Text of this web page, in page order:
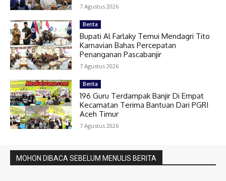
7 Agustus 2026
Berita
Bupati Al Farlaky Temui Mendagri Tito
Karnavian Bahas Percepatan
Penanganan Pascabanjir
7 Agustus 2026
Berita
196 Guru Terdampak Banjir Di Empat
Kecamatan Terima Bantuan Dari PGRI
Aceh Timur
7 Agustus 2026
MOHON DIBACA SEBELUM MENULIS BERITA